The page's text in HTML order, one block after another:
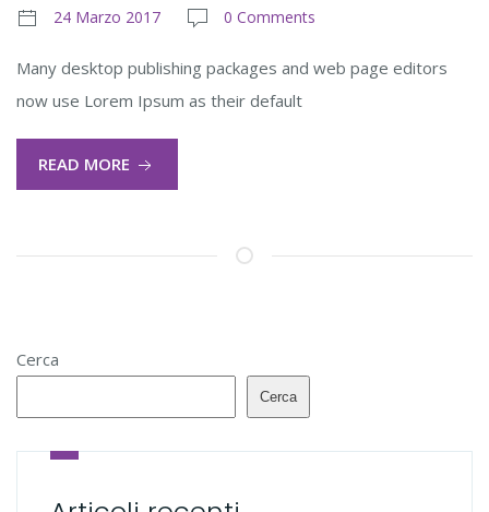
24 Marzo 2017 0 Comments
Many desktop publishing packages and web page editors
now use Lorem Ipsum as their default
READ MORE
Cerca
Cerca